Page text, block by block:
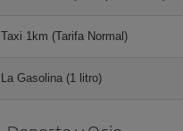
Taxi 1km (Tarifa Normal)
La Gasolina (1 litro)